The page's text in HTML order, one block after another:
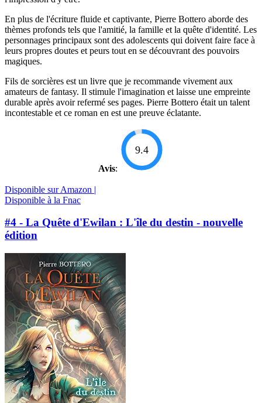
En plus de l'écriture fluide et captivante, Pierre Bottero aborde des
thèmes profonds tels que l'amitié, la famille et la quête d'identité. Les
personnages principaux sont des adolescents qui doivent faire face à
leurs propres doutes et peurs tout en se découvrant des pouvoirs
magiques.
Fils de sorcières est un livre que je recommande vivement aux
amateurs de fantasy. Il stimule l'imagination et laisse une empreinte
durable après avoir refermé ses pages. Pierre Bottero était un talent
incontestable et ce roman en est une preuve éclatante.
Avis:
9.4
Disponible sur Amazon |
Disponible à la Fnac
#4 - La Quête d'Ewilan : L'île du destin - nouvelle
édition